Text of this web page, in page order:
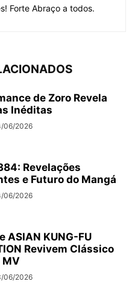
Forte Abraço a todos.
de Zoro Revela
Inéditas
06/2026
Revelações
e Futuro do Mangá
06/2026
ASIAN KUNG-FU
Revivem Clássico
MV
06/2026